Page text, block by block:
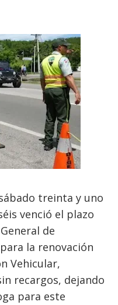
treinta y uno
venció el plazo
de
la renovación
Vehicular,
recargos, dejando
para este